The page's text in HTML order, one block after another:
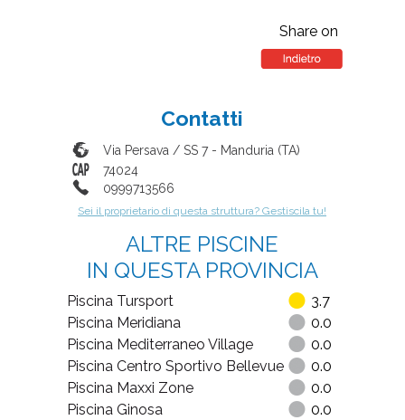
Share on
Contatti
Via Persava / SS 7- Manduria (TA)
74024
0999713566
Sei il proprietario di questa struttura? Gestiscila tu!
ALTRE PISCINE
IN QUESTA PROVINCIA
Piscina Tursport
3.7
Piscina Meridiana
0.0
Piscina Mediterraneo Village
0.0
Piscina Centro Sportivo Bellevue
0.0
Piscina Maxxi Zone
0.0
Piscina Ginosa
0.0